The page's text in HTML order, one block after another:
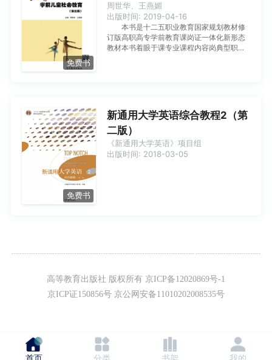
统数字生态文明等学科前沿理论成果与研究
进展本书可作为高等学校环境科学与工程类
专业及相关专业的本科与研究生贯通教材也
可作为相关领域科研管理人员的参考用书
免费书
周世华、王燕媚
出版时间: 2019-04-16
本书是十二五职业教育国家规划教材修
订版高职高专学前教育课岗证一体化新形态
教材本书着眼于课专业课程内容岗典型职业
共分八个单元内容包括概述自我意识与教育
活动社会认知与教育活动社会情感与教育活
动社会交往与教育活动社会适应与教育活动
个性发展与教育活动以及多元文化与社会教
育本书可作为高职高专院校五年制高专应用
型本科继续教育及中职学校学前教育专业教
免费书
新通用大学英语综合教程2（第
二版）
《新通用大学英语》项目组
出版时间: 2018-03-05
高等教育出版社 版权所有 京ICP备12020869号-1
京ICP证150856号 京公网安备11010202008535号